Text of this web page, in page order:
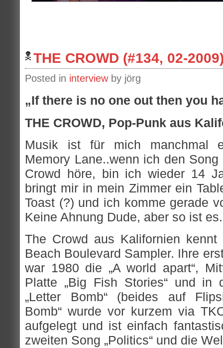
THE CROWD (#134, 02-
Posted in interviewby jörg
„If there is no one out then you
THE CROWD, Pop-Punk aus
Musik ist für mich manchmal
Memory Lane..wenn ich den Song
Crowd höre, bin ich wieder 14
bringt mir in mein Zimmer ein
Toast (?) und ich komme gerade
Keine Ahnung Dude, aber so ist es.
The Crowd aus Kalifornien
Beach Boulevard Sampler. Ihre
war 1980 die „A world apart“,
Platte „Big Fish Stories“ und in
„Letter Bomb“ (beides auf
Bomb“ wurde vor kurzem via
aufgelegt und ist einfach
zweiten Song „Politics“ und die